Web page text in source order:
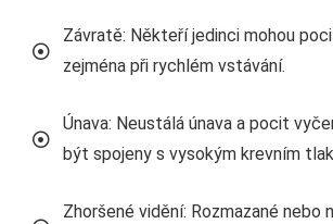
Závratě: Někteří jedinci mohou
zejména při rychlém vstávání.
Únava: Neustálá únava a pocit
být spojeny s vysokým krevním
Zhoršené vidění: Rozmazané nebo